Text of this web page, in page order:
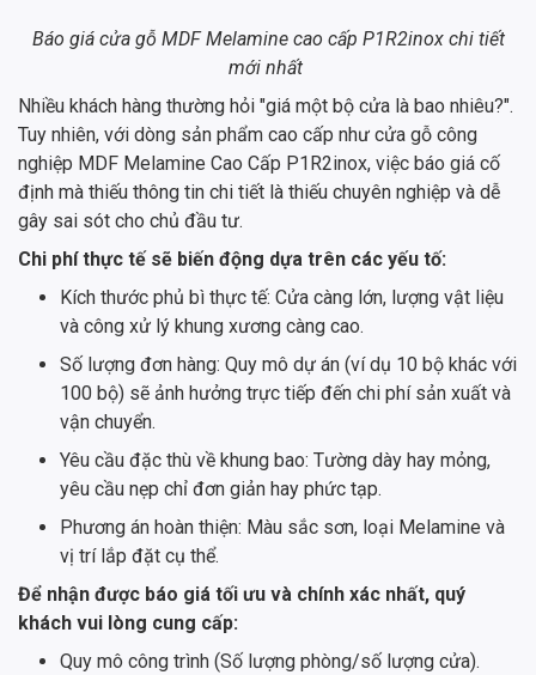
Báo giá cửa gỗ MDF Melamine cao cấp P1R2inox chi tiết
mới nhất
Nhiều khách hàng thường hỏi "giá một bộ cửa là bao nhiêu?".
Tuy nhiên, với dòng sản phẩm cao cấp như cửa gỗ công
nghiệp MDF Melamine Cao Cấp P1R2inox, việc báo giá cố
định mà thiếu thông tin chi tiết là thiếu chuyên nghiệp và dễ
gây sai sót cho chủ đầu tư.
Chi phí thực tế sẽ biến động dựa trên các yếu tố:
Kích thước phủ bì thực tế: Cửa càng lớn, lượng vật liệu
và công xử lý khung xương càng cao.
Số lượng đơn hàng: Quy mô dự án (ví dụ 10 bộ khác với
100 bộ) sẽ ảnh hưởng trực tiếp đến chi phí sản xuất và
vận chuyển.
Yêu cầu đặc thù về khung bao: Tường dày hay mỏng,
yêu cầu nẹp chỉ đơn giản hay phức tạp.
Phương án hoàn thiện: Màu sắc sơn, loại Melamine và
vị trí lắp đặt cụ thể.
Để nhận được báo giá tối ưu và chính xác nhất, quý
khách vui lòng cung cấp:
Quy mô công trình (Số lượng phòng/số lượng cửa).